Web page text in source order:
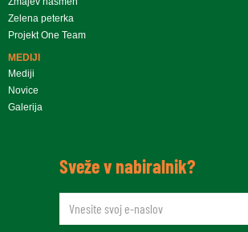
Zelena peterka
Projekt One Team
MEDIJI
Mediji
Novice
Galerija
Sveže v nabiralnik?
newsletteremail